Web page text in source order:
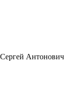
Антонович